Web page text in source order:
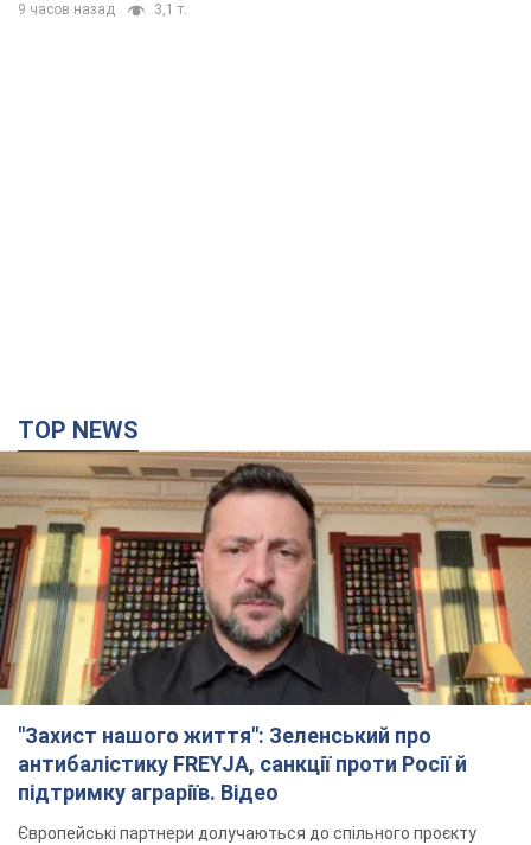
9 часов назад 3,1 т.
TOP NEWS
"Захист нашого життя": Зеленський про
антибалістику FREYJA, санкції проти Росії й
підтримку аграріїв. Відео
Європейські партнери долучаються до спільного проєкту